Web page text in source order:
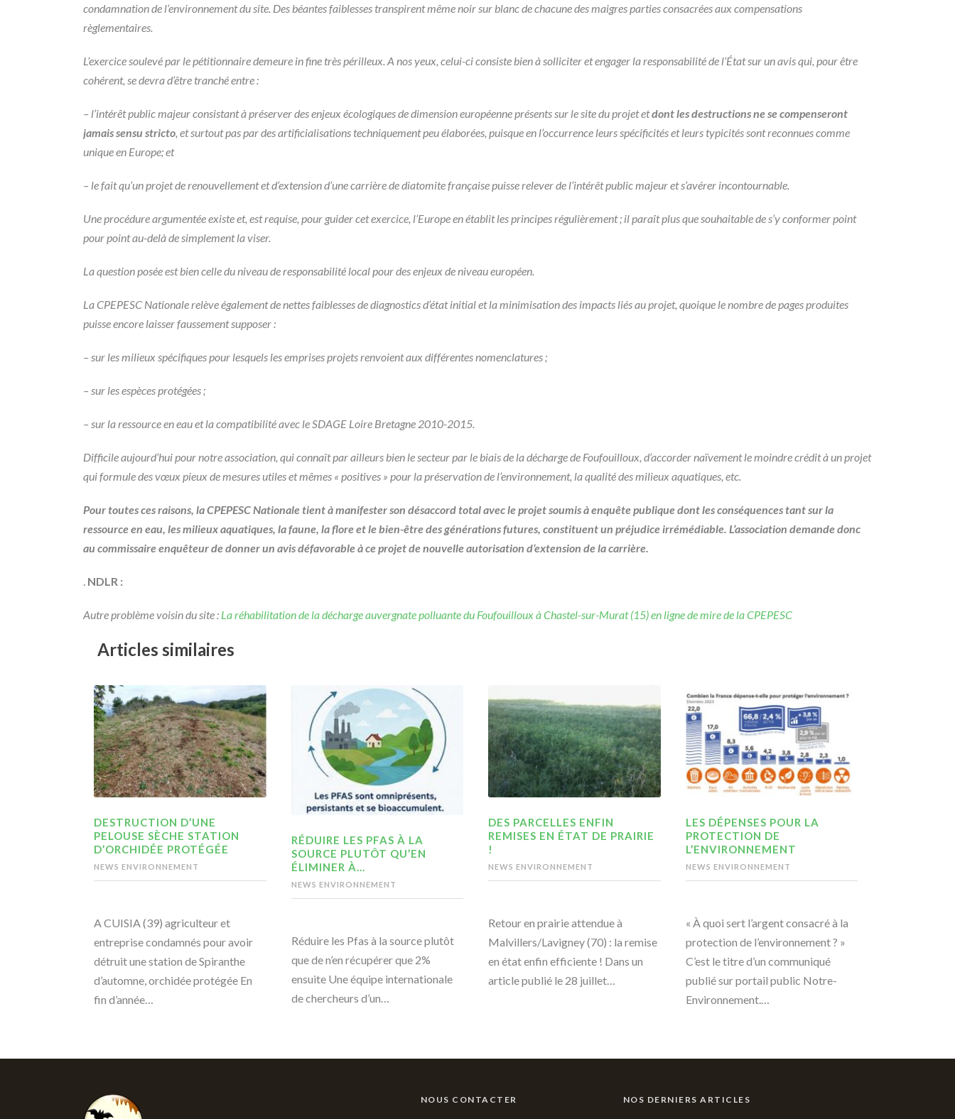
condamnation de l’environnement du site. Des béantes faiblesses transpirent même noir sur blanc de chacune des maigres parties consacrées aux compensations
règlementaires.
L’exercice soulevé par le pétitionnaire demeure in fine très périlleux. A nos yeux, celui-ci consiste bien à solliciter et engager la responsabilité de l’État sur un avis qui, pour être
cohérent, se devra d’être tranché entre :
– l’intérêt public majeur consistant à préserver des enjeux écologiques de dimension européenne présents sur le site du projet etdont les destructions ne se compenseront
jamais sensu stricto, et surtout pas par des artificialisations techniquement peu élaborées, puisque en l’occurrence leurs spécificités et leurs typicités sont reconnues comme
unique en Europe; et
– le fait qu’un projet de renouvellement et d’extension d’une carrière de diatomite française puisse relever de l’intérêt public majeur et s’avérer incontournable.
Une procédure argumentée existe et, est requise, pour guider cet exercice, l’Europe en établit les principes régulièrement ; il paraît plus que souhaitable de s’y conformer point
pour point au-delà de simplement la viser.
La question posée est bien celle du niveau de responsabilité local pour des enjeux de niveau européen.
La CPEPESC Nationale relève également de nettes faiblesses de diagnostics d’état initial et la minimisation des impacts liés au projet, quoique le nombre de pages produites
puisse encore laisser faussement supposer :
– sur les milieux spécifiques pour lesquels les emprises projets renvoient aux différentes nomenclatures ;
– sur les espèces protégées ;
– sur la ressource en eau et la compatibilité avec le SDAGE Loire Bretagne 2010-2015.
Difficile aujourd’hui pour notre association, qui connaît par ailleurs bien le secteur par le biais de la décharge de Foufouilloux, d’accorder naïvement le moindre crédit à un projet
qui formule des vœux pieux de mesures utiles et mêmes « positives » pour la préservation de l’environnement, la qualité des milieux aquatiques, etc.
Pour toutes ces raisons, la CPEPESC Nationale tient à manifester son désaccord total avec le projet soumis à enquête publique dont les conséquences tant sur la
ressource en eau, les milieux aquatiques, la faune, la flore et le bien-être des générations futures, constituent un préjudice irrémédiable. L’association demande donc
au commissaire enquêteur de donner un avis défavorable à ce projet de nouvelle autorisation d’extension de la carrière.
. NDLR :
Autre problème voisin du site : La réhabilitation de la décharge auvergnate polluante du Foufouilloux à Chastel-sur-Murat (15) en ligne de mire de la CPEPESC
Articles similaires
DESTRUCTION D’UNE
PELOUSE SÈCHE STATION
D’ORCHIDÉE PROTÉGÉE
NEWS ENVIRONNEMENT
A CUISIA (39) agriculteur et
entreprise condamnés pour avoir
détruit une station de Spiranthe
d’automne, orchidée protégée En
fin d’année…
RÉDUIRE LES PFAS À LA
SOURCE PLUTÔT QU’EN
ÉLIMINER À…
NEWS ENVIRONNEMENT
Réduire les Pfas à la source plutôt
que de n’en récupérer que 2%
ensuite Une équipe internationale
de chercheurs d’un…
DES PARCELLES ENFIN
REMISES EN ÉTAT DE PRAIRIE
!
NEWS ENVIRONNEMENT
Retour en prairie attendue à
Malvillers/Lavigney (70) : la remise
en état enfin efficiente ! Dans un
article publié le 28 juillet…
LES DÉPENSES POUR LA
PROTECTION DE
L’ENVIRONNEMENT
NEWS ENVIRONNEMENT
« À quoi sert l’argent consacré à la
protection de l’environnement ? »
C’est le titre d’un communiqué
publié sur portail public Notre-
Environnement.…
NOUS CONTACTER NOS DERNIERS ARTICLES